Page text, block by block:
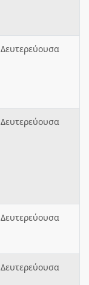
Δευτερεύουσα
Δευτερεύουσα
Δευτερεύουσα
Δευτερεύουσα